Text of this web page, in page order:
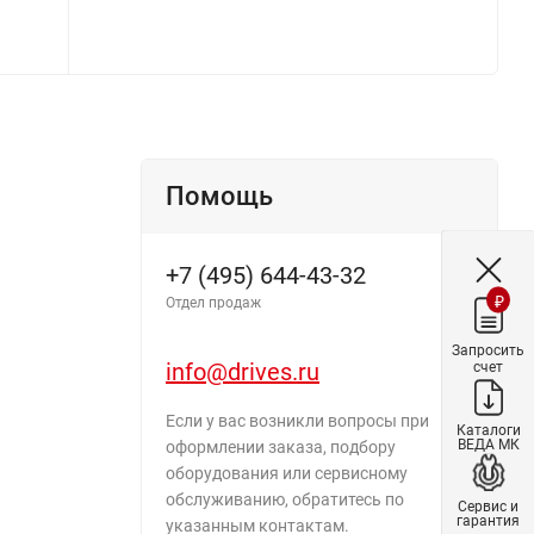
Помощь
+7 (495) 644-43-32
Отдел продаж
info@drives.ru
Если у вас возникли вопросы при
оформлении заказа, подбору
оборудования или сервисному
обслуживанию, обратитесь по
указанным контактам.
₽
Запросить
счет
Каталоги
ВЕДА МК
Сервис и
гарантия